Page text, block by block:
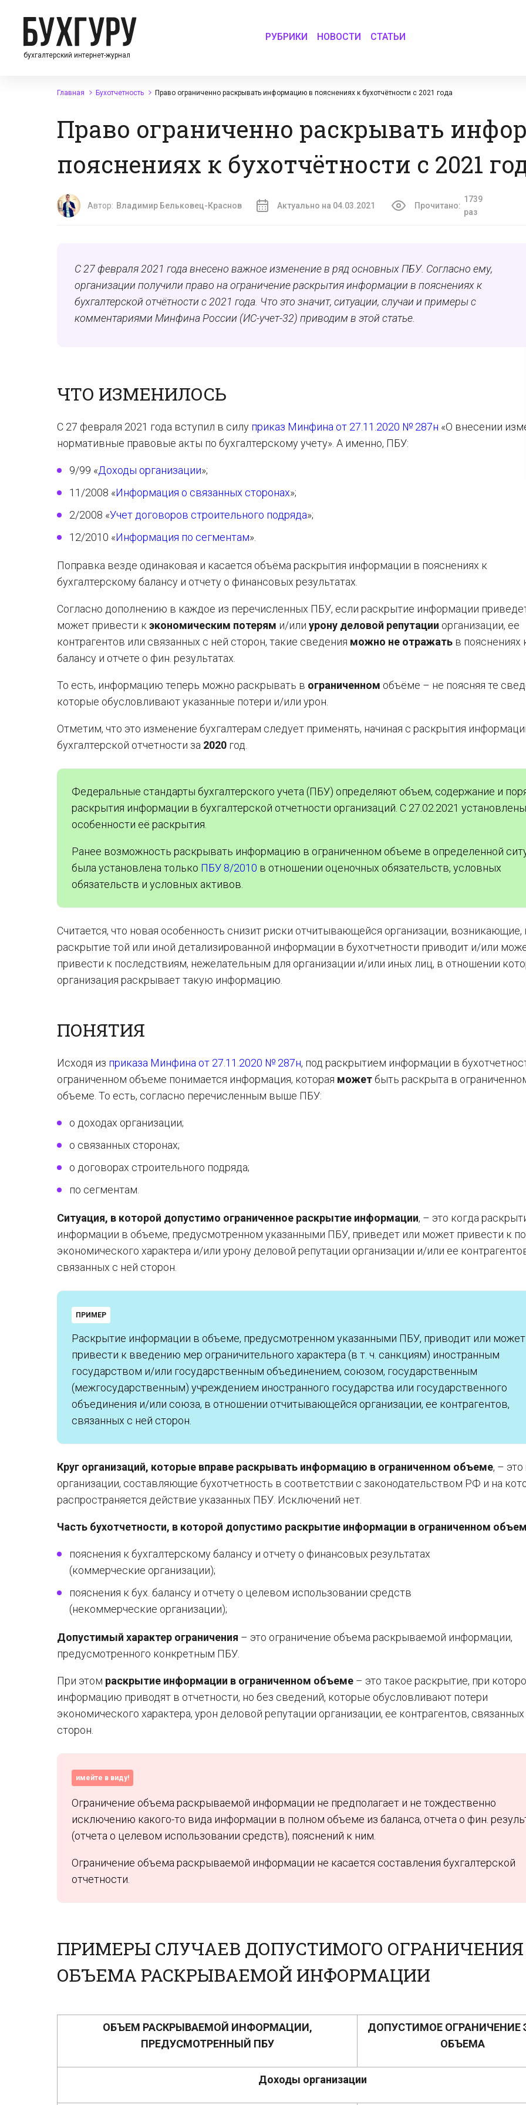
бухгалтерский интернет-журнал
РУБРИКИ НОВОСТИ СТАТЬИ
Главная Бухотчетность Право ограниченно раскрывать информацию в пояснениях к бухотчётности с 2021 года
Право ограниченно раскрывать
пояснениях к бухотчётности с 2021
Автор: Владимир Бельковец-Краснов Актуально на 04.03.2021 Прочитано:
1739
раз
С 27 февраля 2021 года внесено важное изменение в ряд основных ПБУ. Согласно ему,
организации получили право на ограничение раскрытия информации в пояснениях к
бухгалтерской отчётности с 2021 года. Что это значит, ситуации, случаи и примеры с
комментариями Минфина России (ИС-учет-32) приводим в этой статье.
ЧТО ИЗМЕНИЛОСЬ
С 27 февраля 2021 года вступил в силу приказ Минфина от 27.11.2020 № 287н «О внесении
нормативные правовые акты по бухгалтерскому учету». А именно, ПБУ:
9/99 «Доходы организации»;
11/2008 «Информация о связанных сторонах»;
2/2008 «Учет договоров строительного подряда»;
12/2010 «Информация по сегментам».
Поправка везде одинаковая и касается объёма раскрытия информации в пояснениях к
бухгалтерскому балансу и отчету о финансовых результатах.
Согласно дополнению в каждое из перечисленных ПБУ, если раскрытие информации
может привести к экономическим потерям и/или урону деловой репутации организации, ее
контрагентов или связанных с ней сторон, такие сведения можно не отражать в пояснениях
балансу и отчете о фин. результатах.
То есть, информацию теперь можно раскрывать в ограниченном объёме – не поясняя те
которые обусловливают указанные потери и/или урон.
Отметим, что это изменение бухгалтерам следует применять, начиная с раскрытия
бухгалтерской отчетности за 2020 год.
Федеральные стандарты бухгалтерского учета (ПБУ) определяют объем, содержание и
раскрытия информации в бухгалтерской отчетности организаций. С 27.02.2021 установлены
особенности её раскрытия.
Ранее возможность раскрывать информацию в ограниченном объеме в определенной
была установлена только ПБУ 8/2010 в отношении оценочных обязательств, условных
обязательств и условных активов.
Считается, что новая особенность снизит риски отчитывающейся организации, возникающие,
раскрытие той или иной детализированной информации в бухотчетности приводит и/или
привести к последствиям, нежелательным для организации и/или иных лиц, в отношении
организация раскрывает такую информацию.
ПОНЯТИЯ
Исходя из приказа Минфина от 27.11.2020 № 287н, под раскрытием информации в
ограниченном объеме понимается информация, которая можетбыть раскрыта в
объеме. То есть, согласно перечисленным выше ПБУ:
о доходах организации;
о связанных сторонах;
о договорах строительного подряда;
по сегментам.
Ситуация, в которой допустимо ограниченное раскрытие информации, – это когда
информации в объеме, предусмотренном указанными ПБУ, приведет или может привести к
экономического характера и/или урону деловой репутации организации и/или ее
связанных с ней сторон.
ПРИМЕР
Раскрытие информации в объеме, предусмотренном указанными ПБУ, приводит или может
привести к введению мер ограничительного характера (в т. ч. санкциям) иностранным
государством и/или государственным объединением, союзом, государственным
(межгосударственным) учреждением иностранного государства или государственного
объединения и/или союза, в отношении отчитывающейся организации, ее контрагентов,
связанных с ней сторон.
Круг организаций, которые вправе раскрывать информацию в ограниченном объеме, – это
организации, составляющие бухотчетность в соответствии с законодательством РФ и на
распространяется действие указанных ПБУ. Исключений нет.
Часть бухотчетности, в которой допустимо раскрытие информации в ограниченном
пояснения к бухгалтерскому балансу и отчету о финансовых результатах
(коммерческие организации);
пояснения к бух. балансу и отчету о целевом использовании средств
(некоммерческие организации);
Допустимый характер ограничения – это ограничение объема раскрываемой информации,
предусмотренного конкретным ПБУ.
При этом раскрытие информации в ограниченном объеме – это такое раскрытие, при
информацию приводят в отчетности, но без сведений, которые обусловливают потери
экономического характера, урон деловой репутации организации, ее контрагентов,
сторон.
имейте в виду!
Ограничение объема раскрываемой информации не предполагает и не тождественно
исключению какого-то вида информации в полном объеме из баланса, отчета о фин.
(отчета о целевом использовании средств), пояснений к ним.
Ограничение объема раскрываемой информации не касается составления бухгалтерской
отчетности.
ПРИМЕРЫ СЛУЧАЕВ ДОПУСТИМОГО ОГРАНИЧЕНИЯ
ОБЪЕМА РАСКРЫВАЕМОЙ ИНФОРМАЦИИ
ОБЪЕМ РАСКРЫВАЕМОЙ ИНФОРМАЦИИ,
ПРЕДУСМОТРЕННЫЙ ПБУ
ДОПУСТИМОЕ ОГРАНИЧЕНИЕ
ОБЪЕМА
Доходы организации